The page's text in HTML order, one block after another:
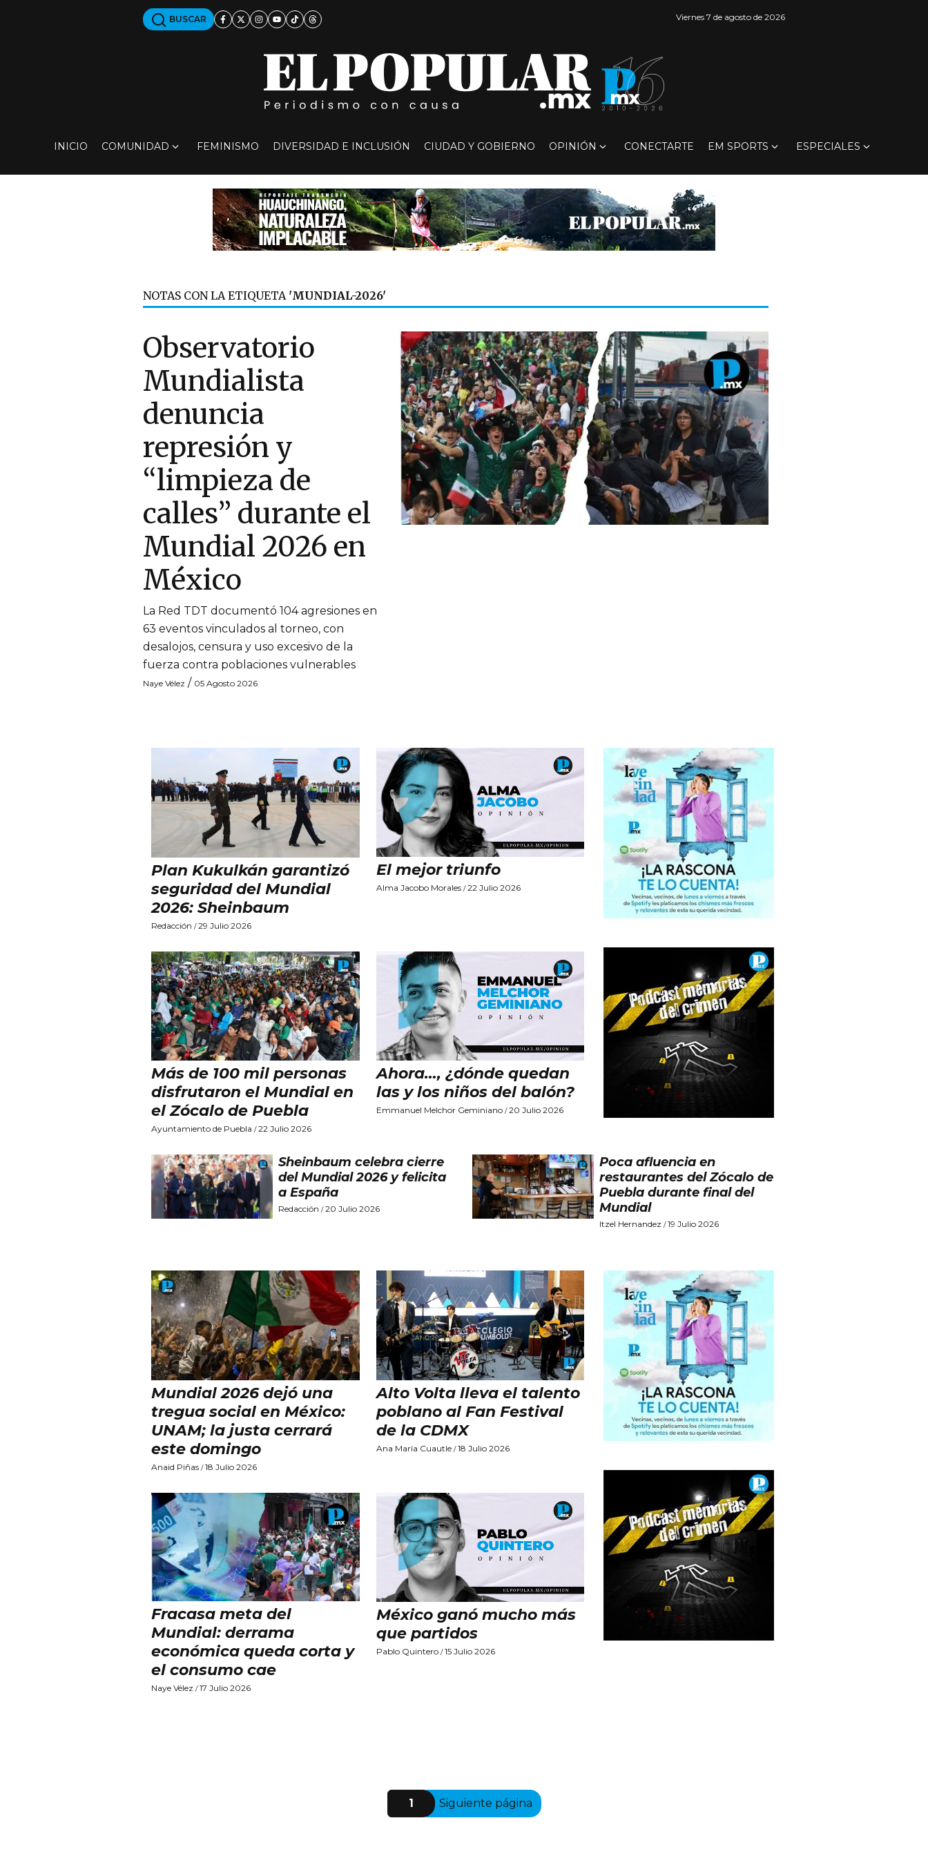
BUSCAR Viernes 7 de agosto de 2026
INICIO COMUNIDAD FEMINISMO DIVERSIDAD E INCLUSIÓN CIUDAD Y GOBIERNO OPINIÓN CONECTARTE EM SPORTS ESPECIALES
NOTAS CON LA ETIQUETA 'MUNDIAL-2026'
Observatorio
Mundialista
denuncia
represión y
“limpieza de
calles” durante el
Mundial 2026 en
México
La Red TDT documentó 104 agresiones en
63 eventos vinculados al torneo, con
desalojos, censura y uso excesivo de la
fuerza contra poblaciones vulnerables
Naye Vélez / 05 Agosto 2026
Plan Kukulkán garantizó
seguridad del Mundial
2026: Sheinbaum
Redacción /29 Julio 2026
El mejor triunfo
Alma Jacobo Morales/22 Julio 2026
Más de 100 mil personas
disfrutaron el Mundial en
el Zócalo de Puebla
Ayuntamiento de Puebla /22 Julio 2026
Ahora…, ¿dónde quedan
las y los niños del balón?
Emmanuel Melchor Geminiano/20 Julio 2026
Sheinbaum celebra cierre
del Mundial 2026 y felicita
a España
Redacción /20 Julio 2026
Poca afluencia en
restaurantes del Zócalo de
Puebla durante final del
Mundial
Itzel Hernandez /19 Julio 2026
Mundial 2026 dejó una
tregua social en México:
UNAM; la justa cerrará
este domingo
Anaid Piñas /18 Julio 2026
Alto Volta lleva el talento
poblano al Fan Festival
de la CDMX
Ana María Cuautle/18 Julio 2026
Fracasa meta del
Mundial: derrama
económica queda corta y
el consumo cae
Naye Vélez /17 Julio 2026
México ganó mucho más
que partidos
Pablo Quintero/15 Julio 2026
1 Siguiente página